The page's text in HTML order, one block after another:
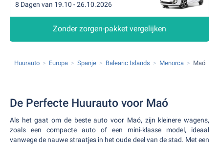
8 Dagen van 19.10 - 26.10.2026
Zonder zorgen-pakket vergelijken
Huurauto Europa Spanje Balearic Islands Menorca Maó
De Perfecte Huurauto voor Maó
Als het gaat om de beste auto voor Maó, zijn kleinere wagens,
zoals een compacte auto of een mini-klasse model, ideaal
vanwege de nauwe straatjes in het oude deel van de stad. Met een